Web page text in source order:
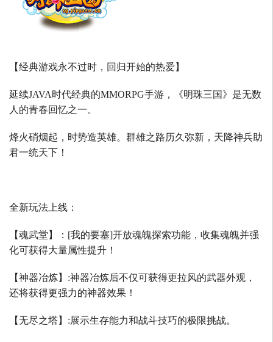
【经典游戏永不过时，回归开始的热爱】
延续JAVA时代经典的MMORPG手游，《明珠三国》是无数
人的青春回忆之一。
烽火硝烟起，时势造英雄。群雄之路历久弥新，天降神兵助
君一统天下！
全新玩法上线：
【魂武堂】： [我的要塞]开放魂魄探索功能，收集魂魄并强
化可获得大量属性提升！
【神器冶炼】 :神器冶炼后不仅可获得更拉风的武器外观，
还将获得更强力的神器效果！
【无尽之塔】 :展示生存能力和战斗技巧的极限挑战。